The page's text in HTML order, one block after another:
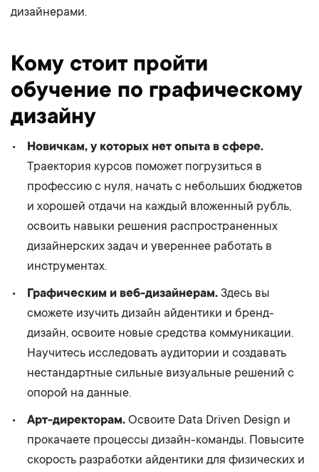
дизайнерами.
Кому стоит пройти
обучение по графическому
дизайну
Новичкам, у которых нет опыта в сфере.
Траектория курсов поможет погрузиться в
профессию с нуля, начать с небольших бюджетов
и хорошей отдачи на каждый вложенный рубль,
освоить навыки решения распространенных
дизайнерских задач и увереннее работать в
инструментах.
Графическим и веб-дизайнерам. Здесь вы
сможете изучить дизайн айдентики и бренд-
дизайн, освоите новые средства коммуникации.
Научитесь исследовать аудитории и создавать
нестандартные сильные визуальные решений с
опорой на данные.
Арт-директорам. Освоите Data Driven Design и
прокачаете процессы дизайн-команды. Повысите
скорость разработки айдентики для физических и